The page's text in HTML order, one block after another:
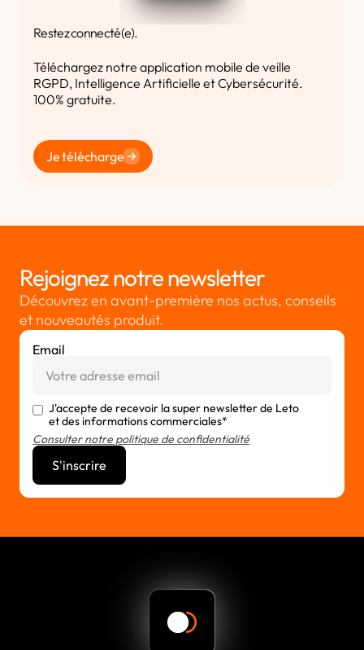
Restez connecté(e).
Téléchargez notre application mobile de veille
RGPD, Intelligence Artificielle et Cybersécurité.
100% gratuite.
Je télécharge
Rejoignez notre newsletter
Découvrez en avant-première nos actus, conseils
et nouveautés produit.
Email
J'accepte de recevoir la super newsletter de Leto
et des informations commerciales*
Consulter notre politique de confidentialité